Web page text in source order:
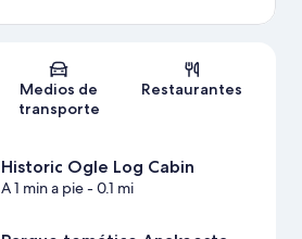
Sección del mapa
Medios de
transporte
Restaurantes
Historic Ogle Log Cabin
A 1 min a pie- 0.1 mi